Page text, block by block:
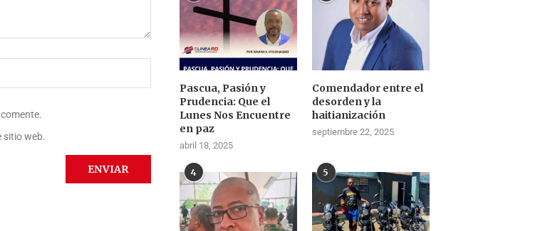
sitio web.
Pascua, Pasión y
Prudencia: Que el
Lunes Nos Encuentre
en paz
abril 18, 2025
Comendador entre el
desorden y la
haitianización
septiembre 22, 2025
4 5